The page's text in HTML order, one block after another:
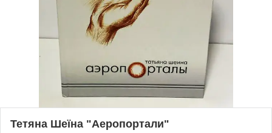
Тетяна Шеїна "Аеропортали"